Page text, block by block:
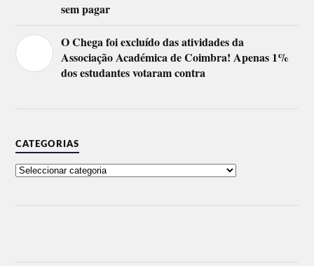
sem pagar
O Chega foi excluído das atividades da
Associação Académica de Coimbra! Apenas 1%
dos estudantes votaram contra
CATEGORIAS